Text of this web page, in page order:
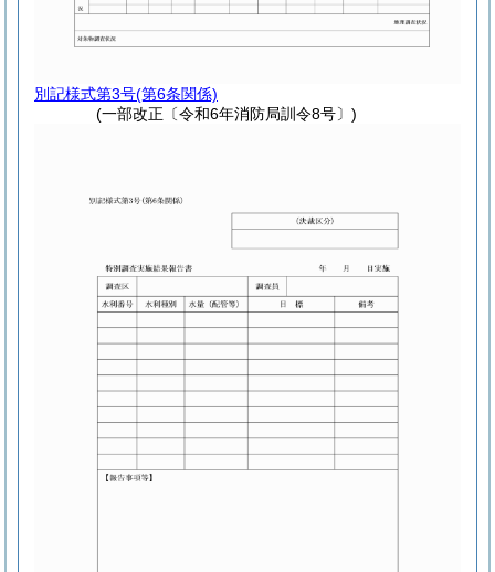
別記様式第3号(第6条関係)
(一部改正〔令和6年消防局訓令8号〕)